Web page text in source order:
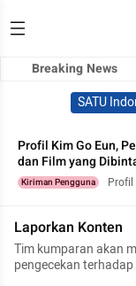
Breaking News
SATU
Profil Kim Go Eun,
dan Film yang
Kiriman Pengguna Profil
Laporkan Konten
Tim kumparan akan
pengecekan